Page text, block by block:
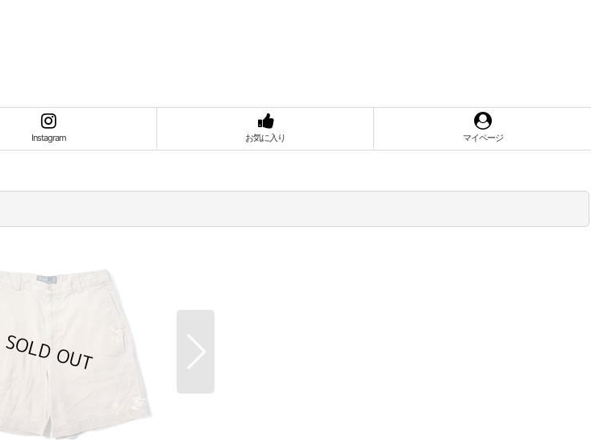
Instagram お気に入り マイページ